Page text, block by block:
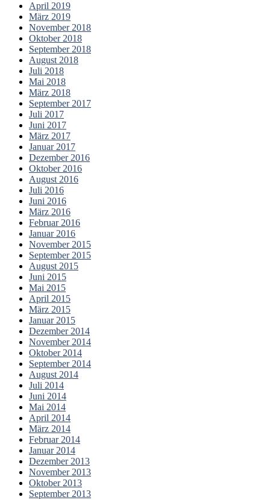
April 2019
März 2019
November 2018
Oktober 2018
September 2018
August 2018
Juli 2018
Mai 2018
März 2018
September 2017
Juli 2017
Juni 2017
März 2017
Januar 2017
Dezember 2016
Oktober 2016
August 2016
Juli 2016
Juni 2016
März 2016
Februar 2016
Januar 2016
November 2015
September 2015
August 2015
Juni 2015
Mai 2015
April 2015
März 2015
Januar 2015
Dezember 2014
November 2014
Oktober 2014
September 2014
August 2014
Juli 2014
Juni 2014
Mai 2014
April 2014
März 2014
Februar 2014
Januar 2014
Dezember 2013
November 2013
Oktober 2013
September 2013